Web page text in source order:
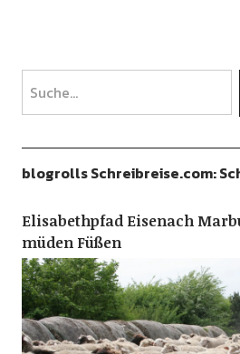
blogrolls Schreibreise.com:
Elisabethpfad Eisenach
müden Füßen